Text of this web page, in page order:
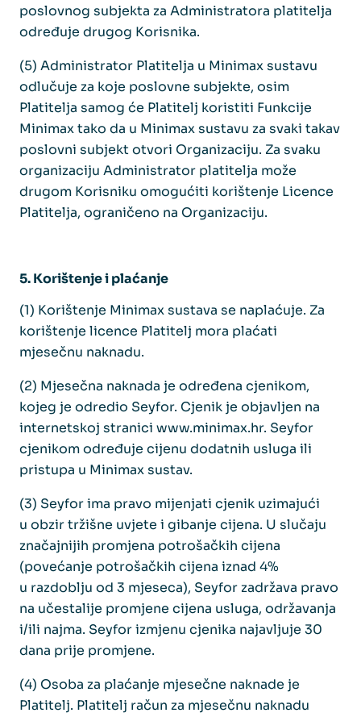
poslovnog subjekta za Administratora platitelja
određuje drugog Korisnika.
(5) Administrator Platitelja u Minimax sustavu
odlučuje za koje poslovne subjekte, osim
Platitelja samog će Platitelj koristiti Funkcije
Minimax tako da u Minimax sustavu za svaki takav
poslovni subjekt otvori Organizaciju. Za svaku
organizaciju Administrator platitelja može
drugom Korisniku omogućiti korištenje Licence
Platitelja, ograničeno na Organizaciju.
5. Korištenje i plaćanje
(1) Korištenje Minimax sustava se naplaćuje. Za
korištenje licence Platitelj mora plaćati
mjesečnu naknadu.
(2) Mjesečna naknada je određena cjenikom,
kojeg je odredio Seyfor. Cjenik je objavljen na
internetskoj stranici www.minimax.hr. Seyfor
cjenikom određuje cijenu dodatnih usluga ili
pristupa u Minimax sustav.
(3) Seyfor ima pravo mijenjati cjenik uzimajući
u obzir tržišne uvjete i gibanje cijena. U slučaju
značajnijih promjena potrošačkih cijena
(povećanje potrošačkih cijena iznad 4%
u razdoblju od 3 mjeseca), Seyfor zadržava pravo
na učestalije promjene cijena usluga, održavanja
i/ili najma. Seyfor izmjenu cjenika najavljuje 30
dana prije promjene.
(4) Osoba za plaćanje mjesečne naknade je
Platitelj. Platitelj račun za mjesečnu naknadu